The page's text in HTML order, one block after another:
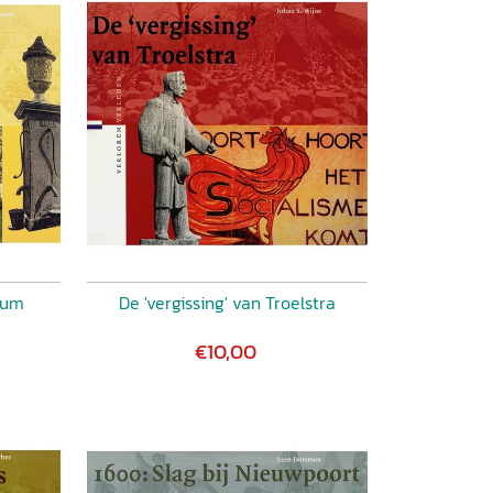
De 'vergissing' van Troelstra
€10,00